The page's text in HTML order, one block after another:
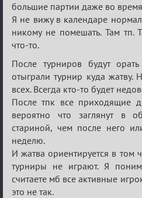
большие партии даже во
Я не вижу в календаре
никому не помешать. Там
что-то.
После турниров будут
отыграли турнир куда жатву.
всех. Всегда кто-то будет
После тпк все приходящие
вероятно что заглянут в
стариной, чем после него
неделю.
И жатва ориентируется в том
турниры не играют. Я
считаете мб все активные
это не так.